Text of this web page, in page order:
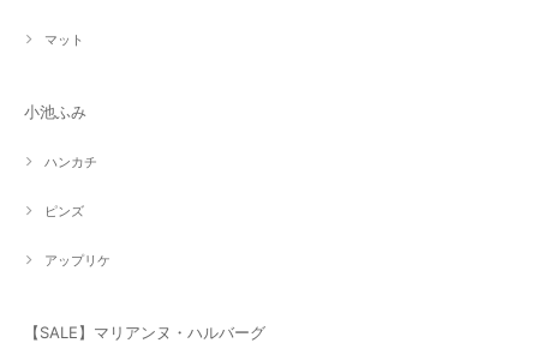
マット
小池ふみ
ハンカチ
ピンズ
アップリケ
【SALE】マリアンヌ・ハルバーグ